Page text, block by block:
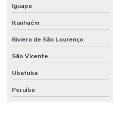
Iguape
Itanhaém
Riviera de São Lourenço
São Vicente
Ubatuba
Peruíbe